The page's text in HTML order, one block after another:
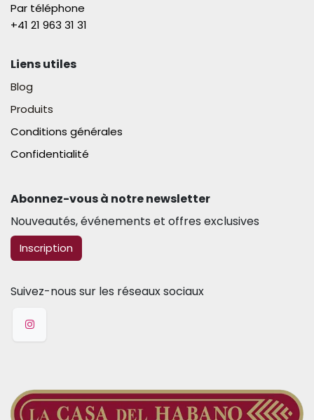
Par téléphone
+41 21 963 31 31​
Liens utiles
Blog
Produits
Conditions générales
Confidentialité
Abonnez-vous à notre newsletter​
Nouveautés, événements et offres exclusives
​​​​Inscription
Suivez-nous sur les réseaux sociaux